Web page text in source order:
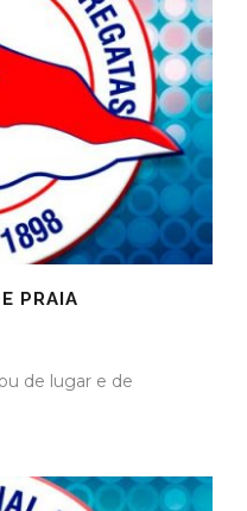
PRAIA
de lugar e de